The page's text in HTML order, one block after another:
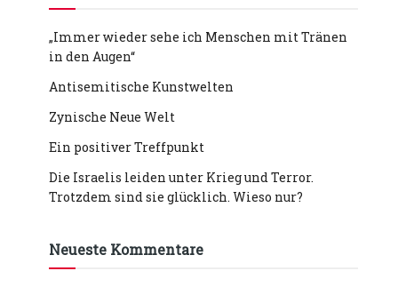
„Immer wieder sehe ich Menschen mit Tränen
in den Augen“
Antisemitische Kunstwelten
Zynische Neue Welt
Ein positiver Treffpunkt
Die Israelis leiden unter Krieg und Terror.
Trotzdem sind sie glücklich. Wieso nur?
Neueste Kommentare